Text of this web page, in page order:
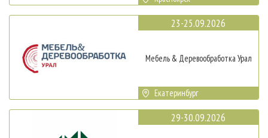
23-25.09.2026
Мебель & Деревообработка Урал
Екатеринбург
29-30.09.2026